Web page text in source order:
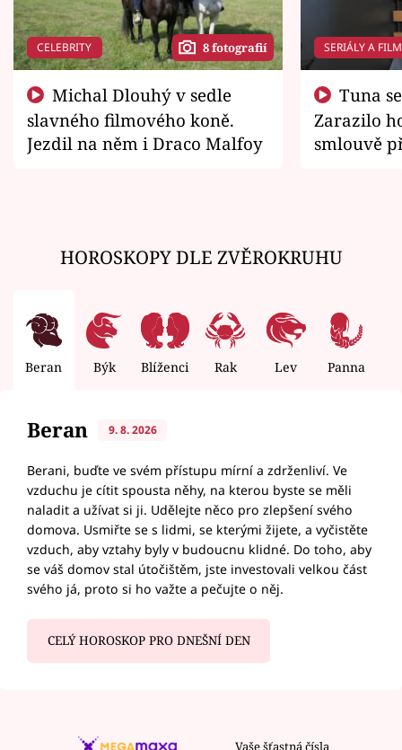
CELEBRITY 8 fotografií
slavného filmového koně.
Jezdil na něm i Draco Malfoy
SERIÁLY A
Zarazilo
smlouvě
HOROSKOPY DLE ZVĚROKRUHU
Beran Býk Blíženci Rak Lev Panna
Beran 9. 8. 2026
Berani, buďte ve svém přístupu mírní a zdrženliví. Ve
vzduchu je cítit spousta něhy, na kterou byste se měli
naladit a užívat si ji. Udělejte něco pro zlepšení svého
domova. Usmiřte se s lidmi, se kterými žijete, a vyčistěte
vzduch, aby vztahy byly v budoucnu klidné. Do toho, aby
se váš domov stal útočištěm, jste investovali velkou část
svého já, proto si ho važte a pečujte o něj.
CELÝ HOROSKOP PRO DNEŠNÍ DEN
Vaše šťastná čísla